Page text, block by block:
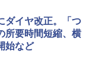
ダイヤ改正。「つ
所要時間短縮、横
始など